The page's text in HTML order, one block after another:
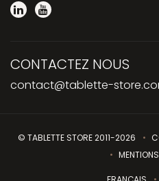
CONTACTEZ NOUS
contact@tablette-
© TABLETTE STORE 2011-2026